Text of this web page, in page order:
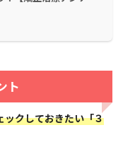
ト
ックしておきたい「３